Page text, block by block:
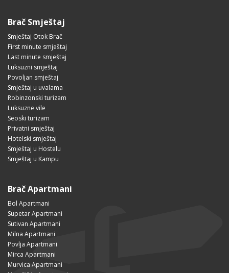
Brač Smještaj
Smještaj Otok Brač
First minute smještaj
Last minute smještaj
Luksuzni smještaj
Povoljan smještaj
Smještaj u uvalama
Robinzonski turizam
Luksuzne vile
Seoski turizam
Privatni smještaj
Hotelski smještaj
Smještaj u Hostelu
Smještaj u Kampu
Brač Apartmani
Bol Apartmani
Supetar Apartmani
Sutivan Apartmani
Milna Apartmani
Povlja Apartmani
Mirca Apartmani
Murvica Apartmani